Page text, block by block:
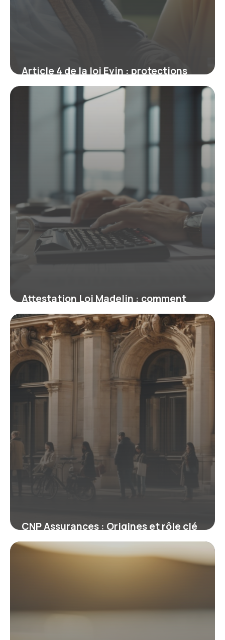
Article 4 de la loi Evin : protections
santé durables pour les anciens
Attestation Loi Madelin : comment
certifier vos cotisations TNS en toute
simplicité
19 février 2026
CNP Assurances : Origines et rôle clé
dans la protection sociale française